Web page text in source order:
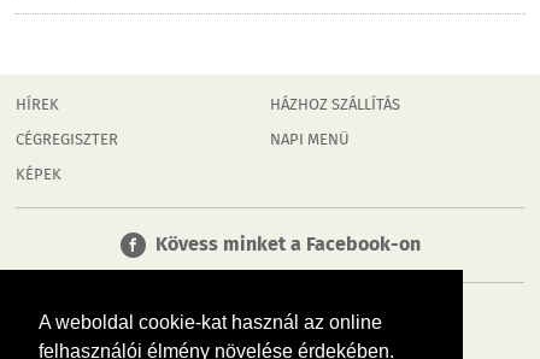
A weboldal cookie-kat használ az online
felhasználói élmény növelése érdekében.
HÍREK
CÉGREGISZTER
KÉPEK
HÁZHOZ SZÁLLÍTÁS
NAPI MENÜ
Kövess minket a Facebook-on